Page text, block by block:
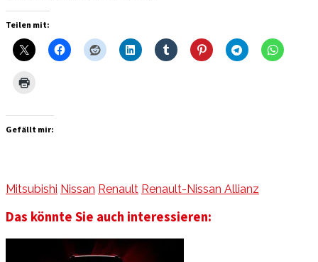
Teilen mit:
Gefällt mir:
Mitsubishi Nissan Renault Renault-Nissan Allianz
Das könnte Sie auch interessieren: